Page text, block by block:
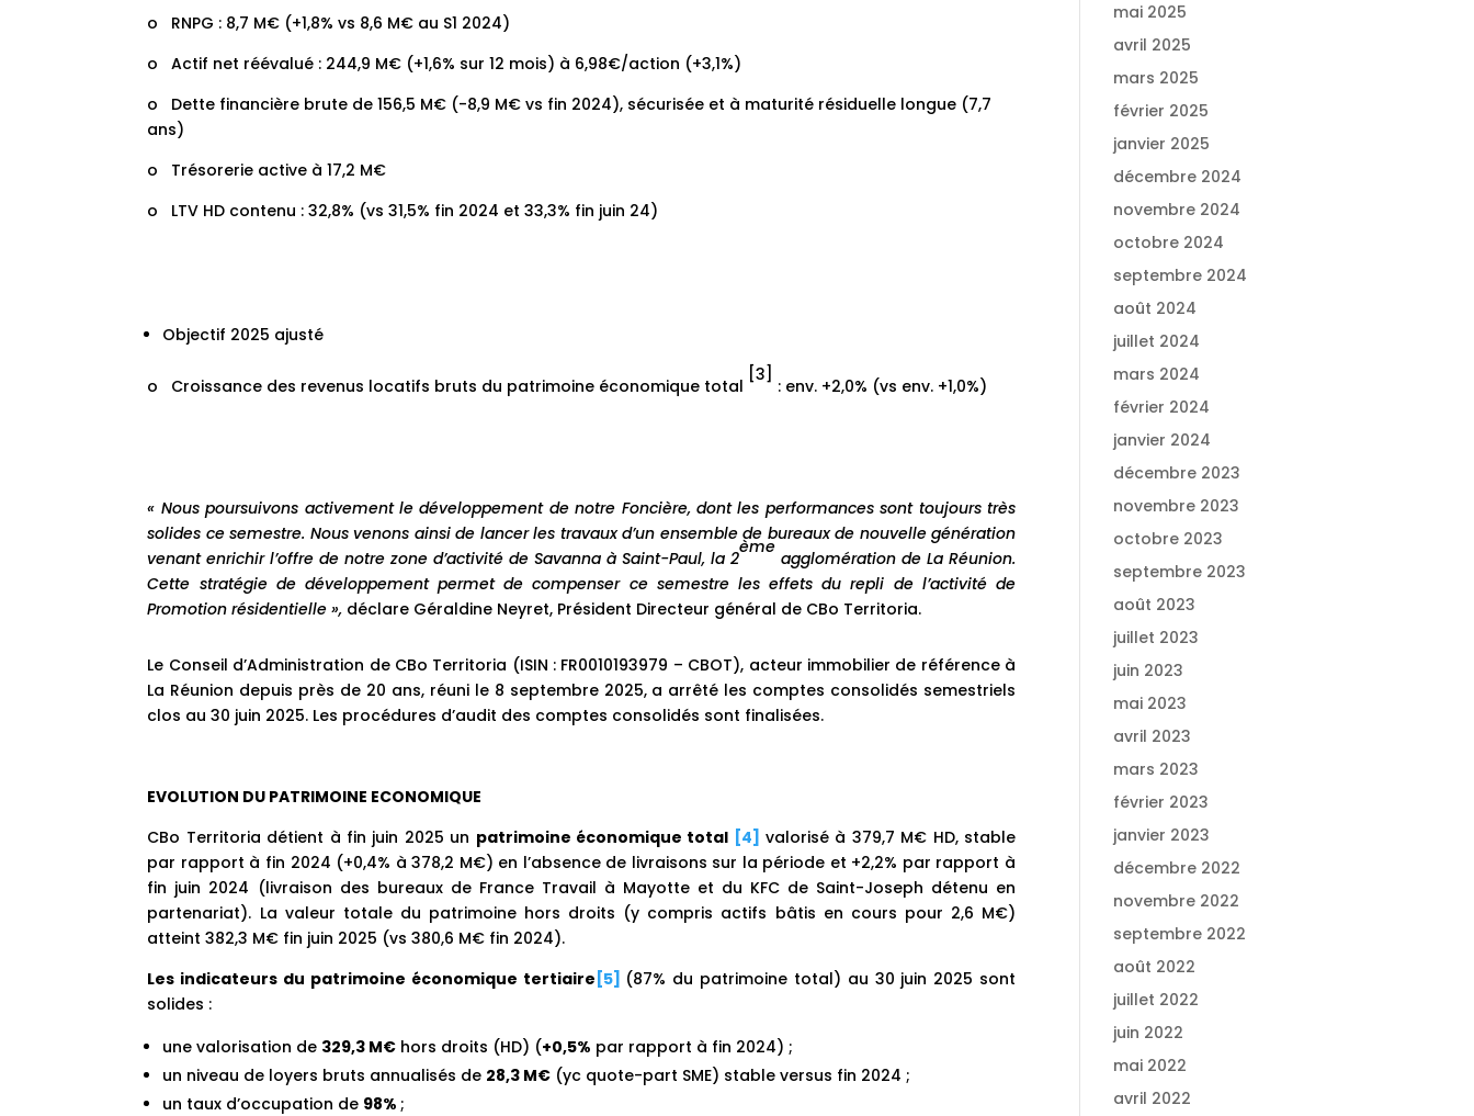
o RNPG : 8,7 M€ (+1,8% vs 8,6 M€ au S1 2024)
o Actif net réévalué : 244,9 M€ (+1,6% sur 12 mois) à 6,98€/action (+3,1%)
o Dette financière brute de 156,5 M€ (-8,9 M€ vs fin 2024), sécurisée et à maturité résiduelle longue (7,7
ans)
o Trésorerie active à 17,2 M€
o LTV HD contenu : 32,8% (vs 31,5% fin 2024 et 33,3% fin juin 24)
Objectif 2025 ajusté
o Croissance des revenus locatifs bruts du patrimoine économique total
[3]
: env. +2,0% (vs env. +1,0%)
« Nous poursuivons activement le développement de notre Foncière, dont les performances sont toujours très
solides ce semestre. Nous venons ainsi de lancer les travaux d’un ensemble de bureaux de nouvelle génération
venant enrichir l’offre de notre zone d’activité de Savanna à Saint-Paul, la 2
ème
agglomération de La Réunion.
Cette stratégie de développement permet de compenser ce semestre les effets du repli de l’activité de
Promotion résidentielle », déclare Géraldine Neyret, Président Directeur général de CBo Territoria.
Le Conseil d’Administration de CBo Territoria (ISIN : FR0010193979 – CBOT), acteur immobilier de référence à
La Réunion depuis près de 20 ans, réuni le 8 septembre 2025, a arrêté les comptes consolidés semestriels
clos au 30 juin 2025. Les procédures d’audit des comptes consolidés sont finalisées.
EVOLUTION DU PATRIMOINE ECONOMIQUE
CBo Territoria détient à fin juin 2025 un patrimoine économique total [4] valorisé à 379,7 M€ HD, stable
par rapport à fin 2024 (+0,4% à 378,2 M€) en l’absence de livraisons sur la période et +2,2% par rapport à
fin juin 2024 (livraison des bureaux de France Travail à Mayotte et du KFC de Saint-Joseph détenu en
partenariat). La valeur totale du patrimoine hors droits (y compris actifs bâtis en cours pour 2,6 M€)
atteint 382,3 M€ fin juin 2025 (vs 380,6 M€ fin 2024).
Les indicateurs du patrimoine économique tertiaire [5] (87% du patrimoine total) au 30 juin 2025 sont
solides :
une valorisation de 329,3 M€ hors droits (HD) (+0,5% par rapport à fin 2024) ;
un niveau de loyers bruts annualisés de 28,3 M€ (yc quote-part SME) stable versus fin 2024 ;
un taux d’occupation de 98%;
mai 2025
avril 2025
mars 2025
février 2025
janvier 2025
décembre 2024
novembre 2024
octobre 2024
septembre 2024
août 2024
juillet 2024
mars 2024
février 2024
janvier 2024
décembre 2023
novembre 2023
octobre 2023
septembre 2023
août 2023
juillet 2023
juin 2023
mai 2023
avril 2023
mars 2023
février 2023
janvier 2023
décembre 2022
novembre 2022
septembre 2022
août 2022
juillet 2022
juin 2022
mai 2022
avril 2022